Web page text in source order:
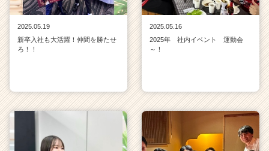
2025.05.19
新卒入社も大活躍！仲間を勝たせ
ろ！！
2025.05.16
2025年 社内イベント 運動会
～！